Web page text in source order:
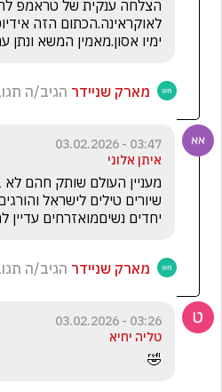
ימיו אסון.מאמין המשא ונתן
מארק שניידר הגיב/ה
03:47 - 03.02.2026
איתן אלוני
יחדים נשיםמואזרחים עדיין
מארק שניידר הגיב/ה
03:26 - 03.02.2026
טליה יחיא
🤣